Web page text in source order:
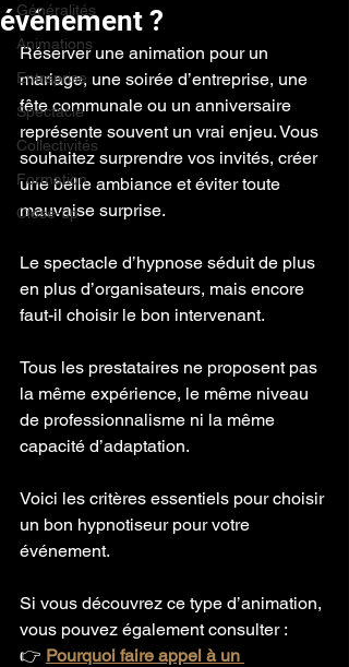
Généralités
Animations
Entreprise
Spectacle
Collectivités
Formation
Close-up
événement ?
Réserver une animation pour un
mariage, une soirée d’entreprise, une
fête communale ou un anniversaire
représente souvent un vrai enjeu. Vous
souhaitez surprendre vos invités, créer
une belle ambiance et éviter toute
mauvaise surprise.
Le spectacle d’hypnose séduit de plus
en plus d’organisateurs, mais encore
faut-il choisir le bon intervenant.
Tous les prestataires ne proposent pas
la même expérience, le même niveau
de professionnalisme ni la même
capacité d’adaptation.
Voici les critères essentiels pour choisir
un bon hypnotiseur pour votre
événement.
Si vous découvrez ce type d’animation,
vous pouvez également consulter :
👉 Pourquoi faire appel à un